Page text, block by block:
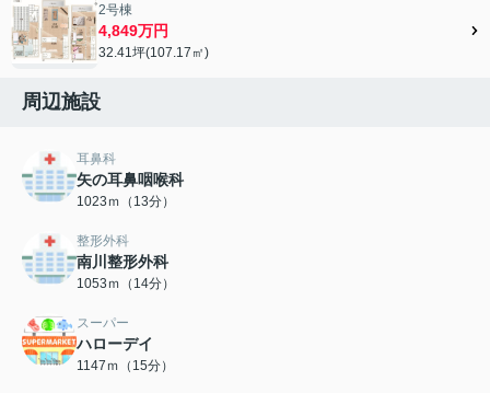
2号棟
4,849万円
32.41坪(107.17㎡)
周辺施設
耳鼻科
矢の耳鼻咽喉科
1023ｍ（13分）
整形外科
南川整形外科
1053ｍ（14分）
スーパー
ハローデイ
1147ｍ（15分）